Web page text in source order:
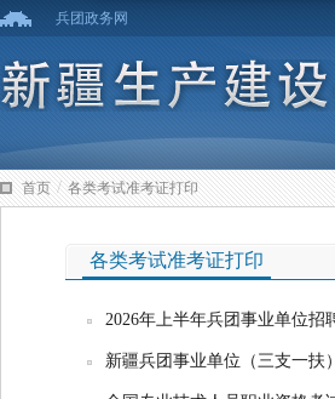
兵团政务网
首页 / 各类考试准考证打印
各类考试准考证打印
2026年上半年兵团事业单位招
新疆兵团事业单位（三支一扶